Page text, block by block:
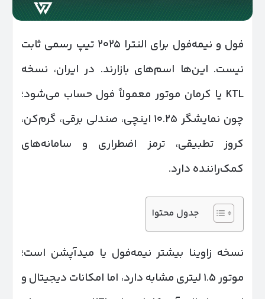
فول و نیمه‌فول برای النترا ۲۰۲۵ تیپ رسمی ثابت
نیست. این‌ها اسم‌های بازارند. در ایران، نسخه
KTL یا کرمان موتور معمولاً فول حساب می‌شود؛
چون نمایشگر ۱۰.۲۵ اینچی، صندلی برقی، گرم‌کن،
کروز تطبیقی، ترمز اضطراری و سامانه‌های
کمک‌راننده دارد.
جدول محتوا
نسخه زاوینا بیشتر نیمه‌فول یا میدآپشن است؛
موتور ۱.۵ لیتری مشابه دارد، اما امکانات دیجیتال و